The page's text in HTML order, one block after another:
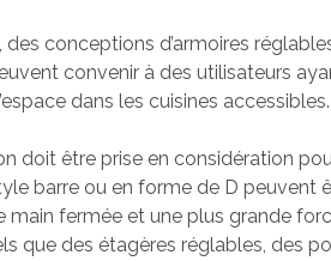
conceptions d’armoires
convenir à des utilisateurs
dans les cuisines accessibles.
doit être prise en considération
barre ou en forme de D peuvent
main fermée et une plus grande
que des étagères réglables, des